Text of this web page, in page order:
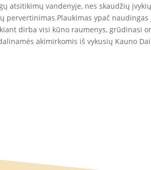
atsitikimų vandenyje, nes skaudžių
pervertinimas.Plaukimas ypač
dirba visi kūno raumenys, grūdinasi
akimirkomis iš vykusių Kauno